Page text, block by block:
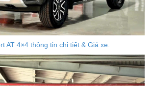
AT 4×4 thông tin chi tiết & Giá xe.